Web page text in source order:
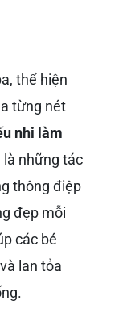
thể hiện
từng nét
nhi làm
là những tác
thông điệp
đẹp mỗi
các bé
lan tỏa